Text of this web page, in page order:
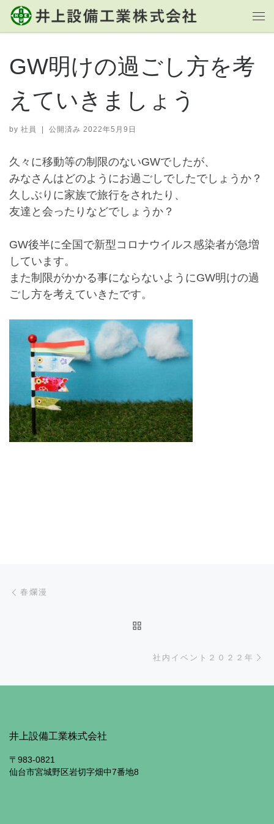
コンテンツへスキップ
ホーム » ブログ » GW明けの過ごし方を考えていきましょう
GW明けの過ごし方を考
えていきましょう
by 社員 公開済み 2022年5月9日
久々に移動等の制限のないGWでしたが、
みなさんはどのようにお過ごしでしたでしょうか？
久しぶりに家族で旅行をされたり、
友達と会ったりなどでしょうか？
GW後半に全国で新型コロナウイルス感染者が急増
しています。
また制限がかかる事にならないようにGW明けの過
ごし方を考えていきたです。
投稿ナビゲーション
春爛漫
社内イベント２０２２年
井上設備工業株式会社
〒983-0821
仙台市宮城野区岩切字畑中7番地8